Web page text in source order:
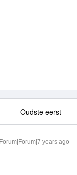
Oudste eerst
Forum|Forum|7 years ago